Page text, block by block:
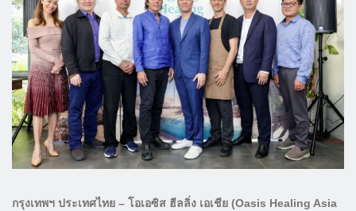
กรุงเทพฯ ประเทศไทย – โอเอซิส ฮีลลิ่ง เอเชีย (Oasis Healing Asia